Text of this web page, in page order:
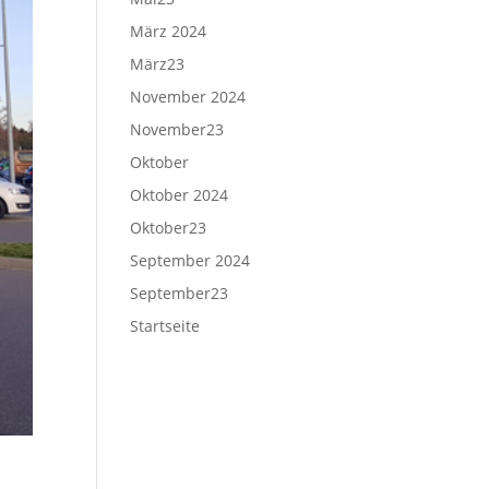
März 2024
März23
November 2024
November23
Oktober
Oktober 2024
Oktober23
September 2024
September23
Startseite